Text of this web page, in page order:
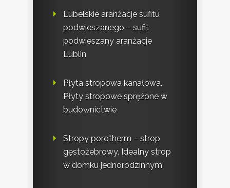
Lubelskie aranżacje sufitu
podwieszanego – sufit
podwieszany aranżacje
Lublin
Płyta stropowa kanałowa.
Płyty stropowe sprężone w
budownictwie
Stropy porotherm – strop
gęstożebrowy. Idealny strop
w domku jednorodzinnym